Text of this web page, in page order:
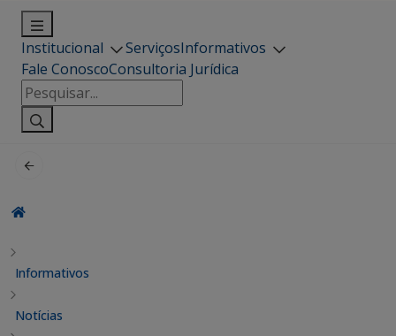
Institucional ServiçosInformativos
Fale ConoscoConsultoria Jurídica
Pesquisar
por:
Informativos
Notícias